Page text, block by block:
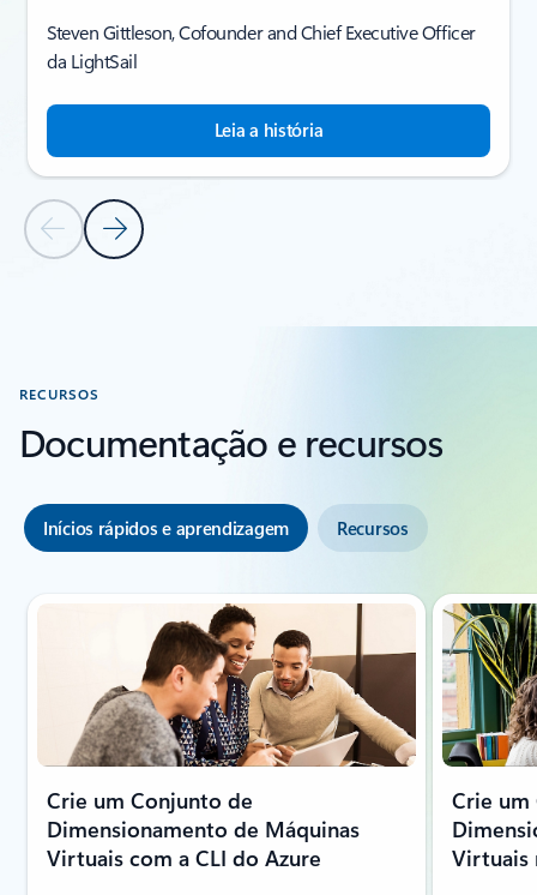
Diapositivo Anterior
Diapositivo Seguinte
Steven Gittleson, Cofounder and Chief Executive Officer
da LightSail
Leia a história
Voltar à secção de HISTÓRIAS DE CLIENTES
RECURSOS
Documentação e recursos
Inícios rápidos e aprendizagem Recursos
A mostrar o diapositivo 1 de 5
Crie um Conjunto de
Dimensionamento de Máquinas
Virtuais com a CLI do Azure
Crie
Virtuais